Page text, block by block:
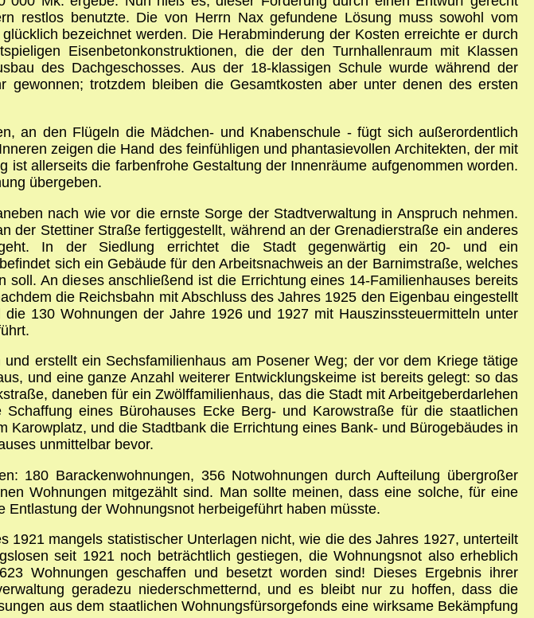
restlos benutzte. Die von Herrn Nax gefundene Lösung muss sowohl vom
bezeichnet werden. Die Herabminderung der Kosten erreichte er durch
Eisenbetonkonstruktionen, die der den Turnhallenraum mit Klassen
des Dachgeschosses. Aus der 18-klassigen Schule wurde während der
trotzdem bleiben die Gesamtkosten aber unter denen des ersten
an den Flügeln die Mädchen- und Knabenschule - fügt sich außerordentlich
zeigen die Hand des feinfühligen und phantasievollen Architekten, der mit
allerseits die farbenfrohe Gestaltung der Innenräume aufgenommen worden.
übergeben.
nach wie vor die ernste Sorge der Stadtverwaltung in Anspruch nehmen.
der Stettiner Straße fertiggestellt, während an der Grenadierstraße ein anderes
In der Siedlung errichtet die Stadt gegenwärtig ein 20- und ein
sich ein Gebäude für den Arbeitsnachweis an der Barnimstraße, welches
soll. An dieses anschließend ist die Errichtung eines 14-Familienhauses bereits
die Reichsbahn mit Abschluss des Jahres 1925 den Eigenbau eingestellt
130 Wohnungen der Jahre 1926 und 1927 mit Hauszinssteuermitteln unter
erstellt ein Sechsfamilienhaus am Posener Weg; der vor dem Kriege tätige
und eine ganze Anzahl weiterer Entwicklungskeime ist bereits gelegt: so das
daneben für ein Zwölffamilienhaus, das die Stadt mit Arbeitgeberdarlehen
eines Bürohauses Ecke Berg- und Karowstraße für die staatlichen
und die Stadtbank die Errichtung eines Bank- und Bürogebäudes in
unmittelbar bevor.
180 Barackenwohnungen, 356 Notwohnungen durch Aufteilung übergroßer
Wohnungen mitgezählt sind. Man sollte meinen, dass eine solche, für eine
der Wohnungsnot herbeigeführt haben müsste.
mangels statistischer Unterlagen nicht, wie die des Jahres 1927, unterteilt
seit 1921 noch beträchtlich gestiegen, die Wohnungsnot also erheblich
Wohnungen geschaffen und besetzt worden sind! Dieses Ergebnis ihrer
geradezu niederschmetternd, und es bleibt nur zu hoffen, dass die
aus dem staatlichen Wohnungsfürsorgefonds eine wirksame Bekämpfung